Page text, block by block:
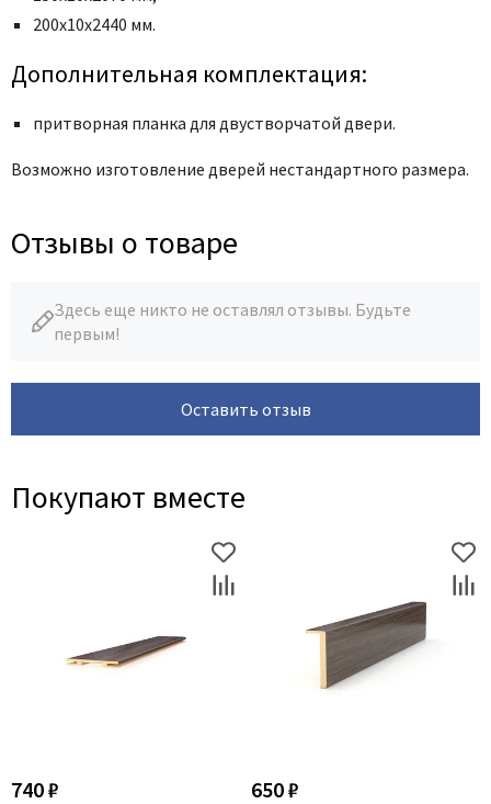
200х10х2440 мм.
Дополнительная комплектация:
притворная планка для двустворчатой двери.
Возможно изготовление дверей нестандартного размера.
Отзывы о товаре
Здесь еще никто не оставлял отзывы. Будьте
первым!
Оставить отзыв
Покупают вместе
740 ₽ 650 ₽